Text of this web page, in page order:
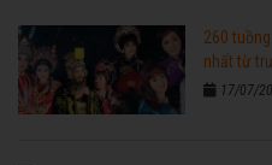
260
nhất từ
17/07/